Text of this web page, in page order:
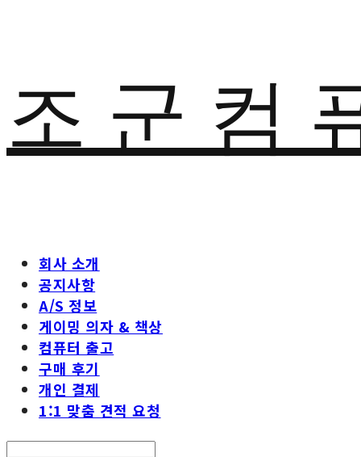
조 군 컴
회사 소개
공지사항
A/S 정보
게이밍 의자 & 책상
컴퓨터 출고
구매 후기
개인 결제
1:1 맞춤 견적 요청